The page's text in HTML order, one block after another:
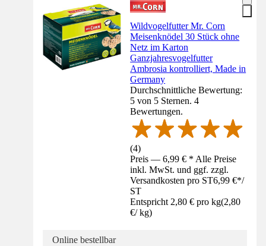
Wildvogelfutter Mr. Corn
Meisenknödel 30 Stück ohne
Netz im Karton
Ganzjahresvogelfutter
Ambrosia kontrolliert, Made in
Germany
Durchschnittliche Bewertung:
5 von 5 Sternen. 4
Bewertungen.
(4)
Preis — 6,99 € * Alle Preise
inkl. MwSt. und ggf. zzgl.
Versandkosten pro ST6,99 €*/
ST
Entspricht 2,80 € pro kg(2,80
€/ kg)
Online bestellbar